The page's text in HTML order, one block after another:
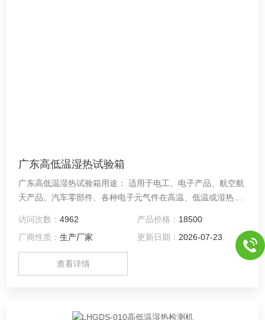
广东高低温湿热试验箱
广东高低温湿热试验箱用途： 适用于电工、电子产品、航空航
天产品、汽车零部件、各种电子元气件在高温、低温或湿热环
试验方法、GB/T2423.2高温试验方法、GB/T2423.3恒定湿热
试验方法、GB/T10592高低温试验技术条件、GB/T10586湿热
试验技术条件等国家标准。
访问次数：4962 产品价格： 18500
厂商性质：生产厂家 更新日期： 2026-07-23
查看详情